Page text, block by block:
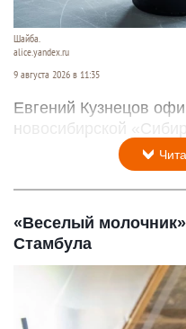
Шайба.
alice.yandex.ru
9 августа 2026 в 11:35
Евгений Кузнецов
новосибирской
«Веселый
Стамбула